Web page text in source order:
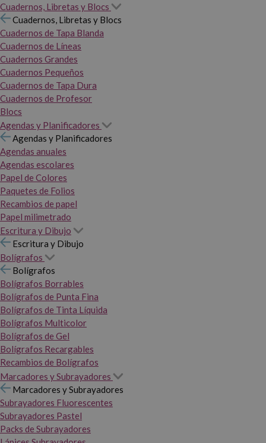
Cuadernos, Libretas y Blocs
Cuadernos, Libretas y Blocs
Cuadernos de Tapa Blanda
Cuadernos de Líneas
Cuadernos Grandes
Cuadernos Pequeños
Cuadernos de Tapa Dura
Cuadernos de Profesor
Blocs
Agendas y Planificadores
Agendas y Planificadores
Agendas anuales
Agendas escolares
Papel de Colores
Paquetes de Folios
Recambios de papel
Papel milimetrado
Escritura y Dibujo
Escritura y Dibujo
Bolígrafos
Bolígrafos
Bolígrafos Borrables
Bolígrafos de Punta Fina
Bolígrafos de Tinta Líquida
Bolígrafos Multicolor
Bolígrafos de Gel
Bolígrafos Recargables
Recambios de Bolígrafos
Marcadores y Subrayadores
Marcadores y Subrayadores
Subrayadores Fluorescentes
Subrayadores Pastel
Packs de Subrayadores